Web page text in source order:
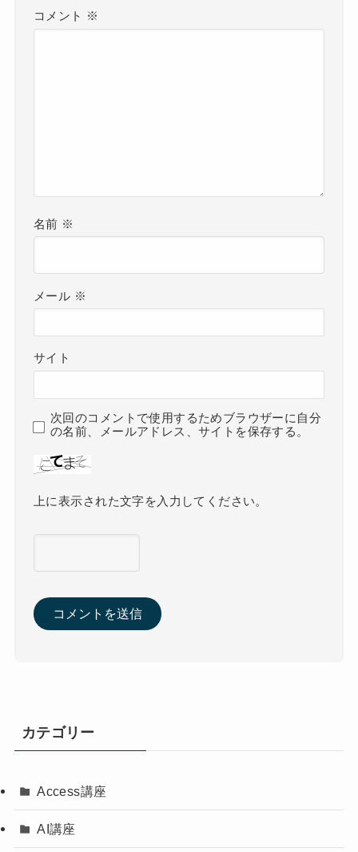
コメント ※
名前 ※
メール ※
サイト
次回のコメントで使用するためブラウザーに自分
の名前、メールアドレス、サイトを保存する。
上に表示された文字を入力してください。
カテゴリー
Access講座
AI講座